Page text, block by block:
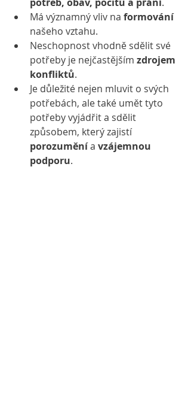
Má významný vliv na formování
našeho vztahu.
Neschopnost vhodně sdělit své
potřeby je nejčastějším zdrojem
konfliktů.
Je důležité nejen mluvit o svých
potřebách, ale také umět tyto
potřeby vyjádřit a sdělit
způsobem, který zajistí
porozumění a vzájemnou
podporu.